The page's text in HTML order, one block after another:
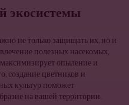
экосистемы
не только защищать их, но и
полезных насекомых,
опыление и
создание цветников и
культур поможет
на вашей территории.